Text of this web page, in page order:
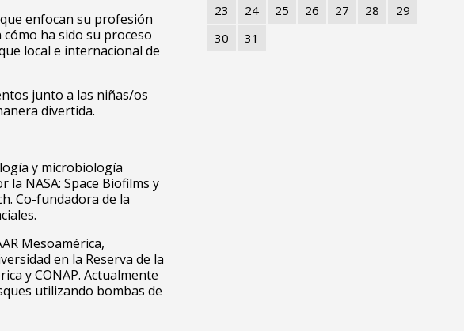
enfocan su profesión
ha sido su proceso
local e internacional de
junto a las niñas/os
divertida.
y microbiología
NASA: Space Biofilms y
Co-fundadora de la
Mesoamérica,
en la Reserva de la
y CONAP. Actualmente
utilizando bombas de
23
24 25 26 27 28
29
30
31